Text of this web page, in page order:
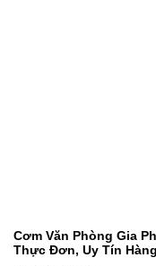
Cơm Văn Phòng Gia
Thực Đơn, Uy Tín